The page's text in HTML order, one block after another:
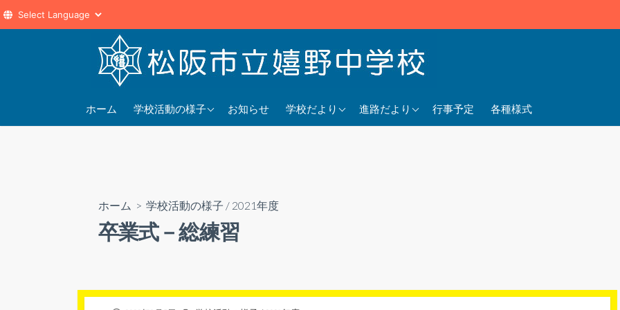
へ
ホーム 学校活動の様子
2025年度
お知らせ 学校だより
2025年度
進路だより
2025年度
行事予定 各種様式
ホーム > 学校活動の様子 / 2021年度
卒業式－総練習